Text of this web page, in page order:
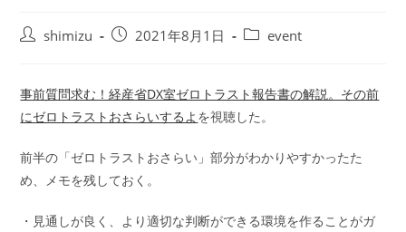
投
shimizu
投
開
日:
2021年8月1日
投
テ
ゴ
ー:
event
事前質問求む！経産省DX室ゼロトラスト報告書の解説。その前
にゼロトラストおさらいするよ を視聴した。
前半の「ゼロトラストおさらい」部分がわかりやすかったた
め、メモを残しておく。
・見通しが良く、より適切な判断ができる環境を作ることがガ